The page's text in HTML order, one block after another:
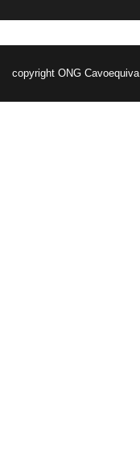
copyright ONG Cavoequiva.